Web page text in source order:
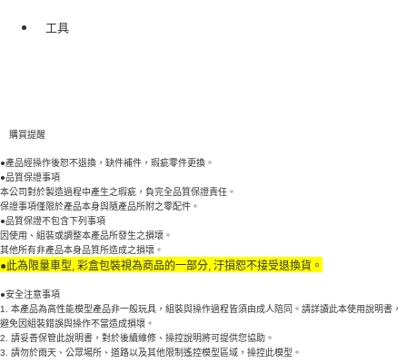
工具
購買提醒
●產品經操作後恕不退換，缺件補件，瑕疵零件更換。
●品質保證事項
本公司對於製造過程中產生之瑕疵，負完全品質保證責任。
保證事項僅限於產品本身與隨產品所附之零配件。
●品質保證不包含下列事項
因使用、組裝或調整本產品所發生之損壞。
其他所有非產品本身品質所造成之損壞。
●此為限量車型, 彩盒包裝視為商品的一部分, 汙損恕不接受退換貨 。
●安全注意事項
1. 本產品為高性能模型產品非一般玩具，組裝與操作過程皆須由成人陪同。請詳讀此本使用說明書，
避免因組裝錯誤與操作不當造成損壞。
2. 請妥善保管此說明書，對於後續維修、操控說明將可提供您協助。
3. 請勿於雨天、公眾場所、道路以及其他限制遙控模型區域，操控此模型。